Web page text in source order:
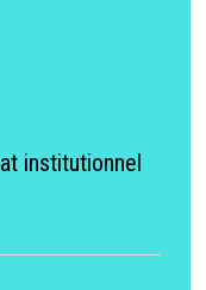
institutionnel